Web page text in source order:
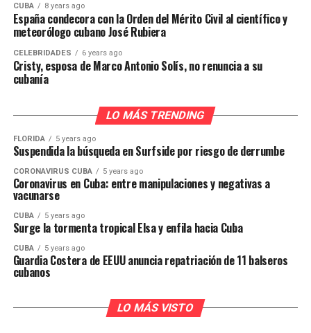
CUBA 8 years ago
España condecora con la Orden del Mérito Civil al científico y
meteorólogo cubano José Rubiera
CELEBRIDADES 6 years ago
Cristy, esposa de Marco Antonio Solís, no renuncia a su
cubanía
LO MÁS TRENDING
FLORIDA 5 years ago
Suspendida la búsqueda en Surfside por riesgo de derrumbe
CORONAVIRUS CUBA 5 years ago
Coronavirus en Cuba: entre manipulaciones y negativas a
vacunarse
CUBA 5 years ago
Surge la tormenta tropical Elsa y enfila hacia Cuba
CUBA 5 years ago
Guardia Costera de EEUU anuncia repatriación de 11 balseros
cubanos
LO MÁS VISTO